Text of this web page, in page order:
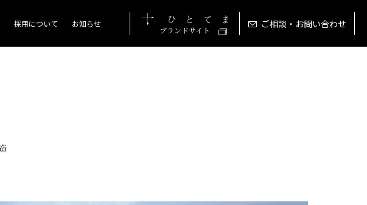
採用について お知らせ
ブランドサイト
ご相談・お問い合わせ